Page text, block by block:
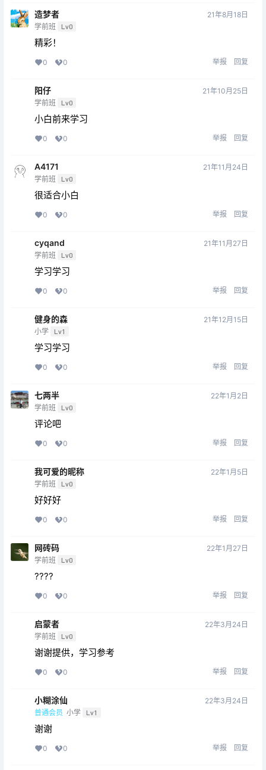
造梦者
学前班 Lv0
21年8月18日
精彩！
0 0 举报 回复
阳仔
学前班 Lv0
21年10月25日
小白前来学习
0 0 举报 回复
A4171
学前班 Lv0
21年11月24日
很适合小白
0 0 举报 回复
cyqand
学前班 Lv0
21年11月27日
学习学习
0 0 举报 回复
健身的森
小学 Lv1
21年12月15日
学习学习
0 0 举报 回复
七两半
学前班 Lv0
22年1月2日
评论吧
0 0 举报 回复
我可爱的昵称
学前班 Lv0
22年1月5日
好好好
0 0 举报 回复
网砖码
学前班 Lv0
22年1月27日
????
0 0 举报 回复
启蒙者
学前班 Lv0
22年3月24日
谢谢提供，学习参考
0 0 举报 回复
小糊涂仙
普通会员 小学 Lv1
22年3月24日
谢谢
0 0 举报 回复